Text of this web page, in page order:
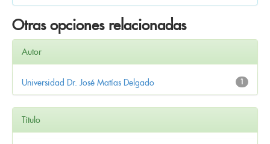
Otras opciones relacionadas
Autor
1
Universidad Dr. José Matías Delgado
Título